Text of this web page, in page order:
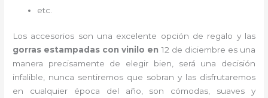
etc.
Los accesorios son una excelente opción de regalo y las
gorras estampadas con vinilo en12 de diciembre es una
manera precisamente de elegir bien, será una decisión
infalible, nunca sentiremos que sobran y las disfrutaremos
en cualquier época del año, son cómodas, suaves y